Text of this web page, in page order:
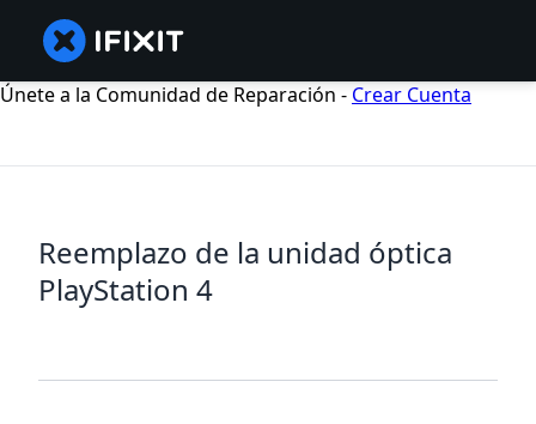
Únete a la Comunidad de Reparación - Crear Cuenta
Reemplazo de la unidad óptica
PlayStation 4